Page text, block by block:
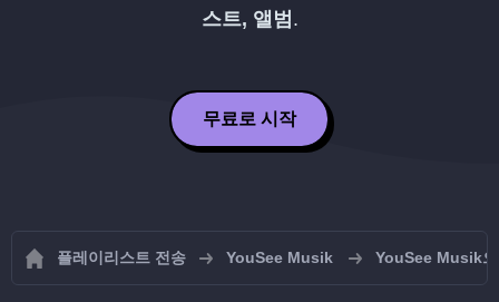
스트, 앨범 .
무료로 시작
플레이리스트 전송 YouSee Musik YouSee Musik